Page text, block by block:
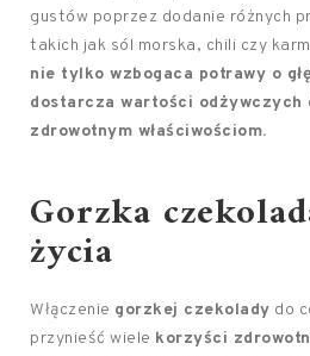
gustów poprzez dodanie różnych
takich jak sól morska, chili czy
nie tylko wzbogaca potrawy o
dostarcza wartości odżywczych
zdrowotnym właściwościom.
Gorzka
życia
Włączenie gorzkej czekolady do
przynieść wiele korzyści